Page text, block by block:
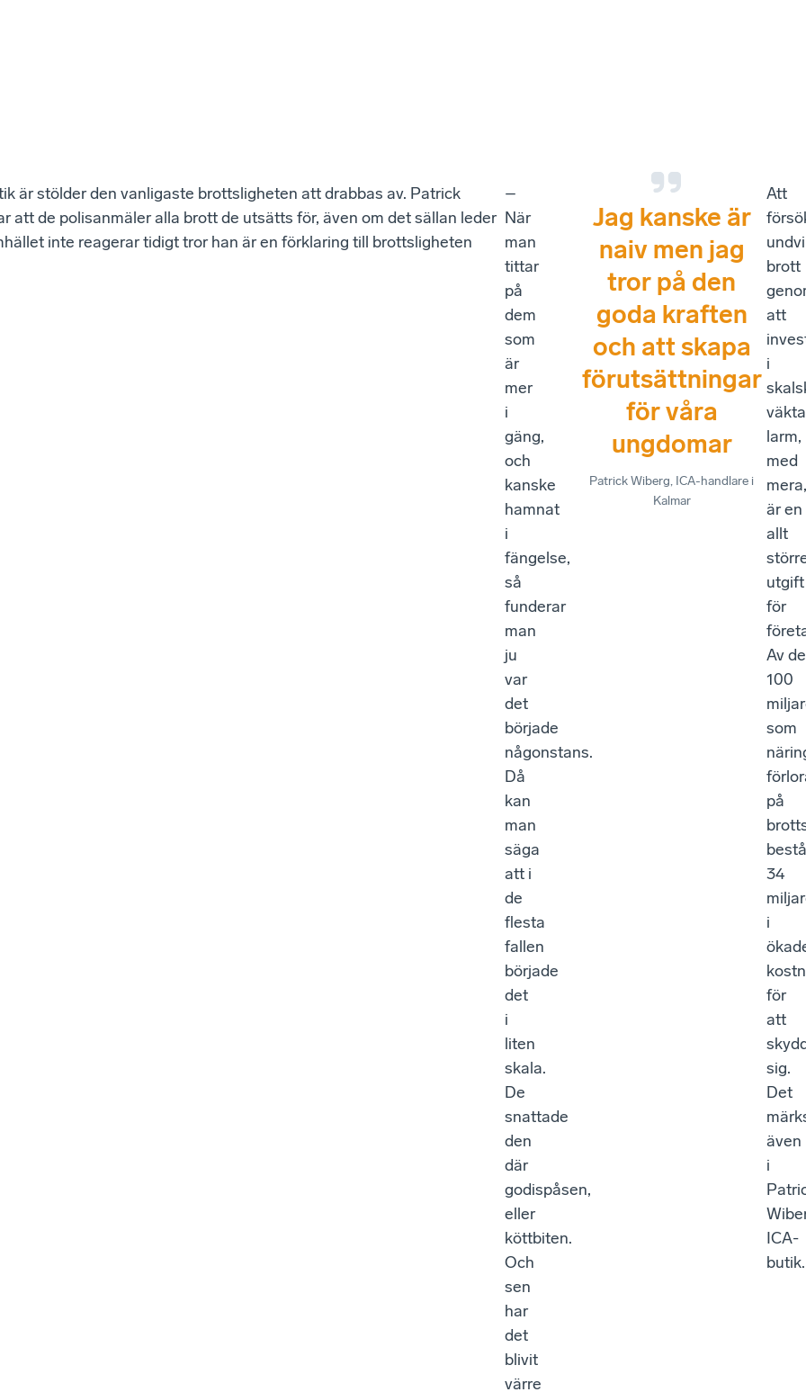
är stölder den vanligaste brottsligheten att drabbas av. Patrick
att de polisanmäler alla brott de utsätts för, även om det sällan leder
inte reagerar tidigt tror han är en förklaring till brottsligheten
–
När
man
tittar
på
dem
som
är
mer
i
gäng,
och
kanske
hamnat
i
fängelse,
så
funderar
man
ju
var
det
började
någonstans.
Då
kan
man
säga
att i
de
flesta
fallen
började
det
i
liten
skala.
De
snattade
den
där
godispåsen,
eller
köttbiten.
Och
sen
har
det
blivit
värre
Jag kanske är
naiv men jag
tror på den
goda kraften
och att skapa
förutsättningar
för våra
ungdomar
Patrick Wiberg, ICA-handlare i
Kalmar
Att
brott
att
i
larm,
med
mera,
är en
allt
utgift
för
Av de
100
som
på
34
i
för
att
sig.
Det
även
i
ICA-
butik.